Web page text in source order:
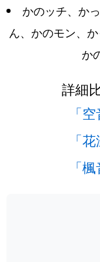
かのッチ、か
ん、かのモン、
か
詳細
「
「
「